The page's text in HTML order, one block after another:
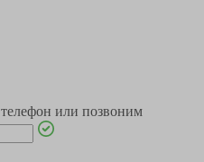
или позвоним